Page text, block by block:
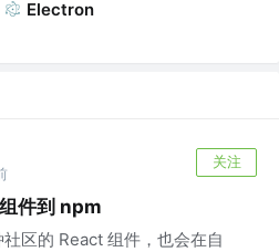
Electron
关注
件到 npm
区的 React 组件，也会在自